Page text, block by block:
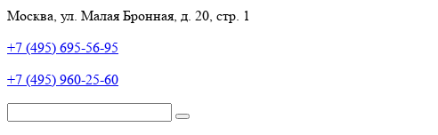
Москва, ул. Малая Бронная, д. 20, стр. 1
+7 (495) 695-56-95
+7 (495) 960-25-60